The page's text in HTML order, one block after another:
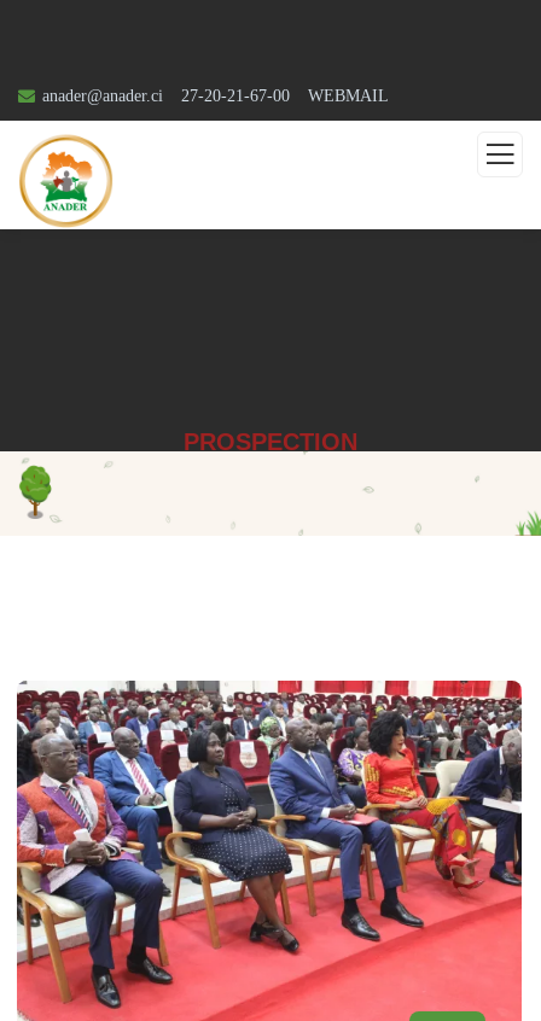
anader@anader.ci 27-20-21-67-00 WEBMAIL
PROSPECTION